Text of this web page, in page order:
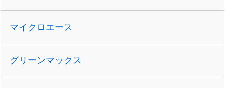
マイクロエース
グリーンマックス